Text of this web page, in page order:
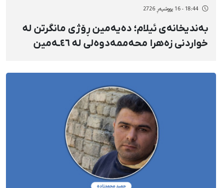
18:44 - 16 پووشپەڕ 2726
بەندیخانەی ئیلام؛ دەیەمین ڕۆژی مانگرتن لە
خواردنی زەهرا محەممەدوەلی لە ٤٦ـەمین